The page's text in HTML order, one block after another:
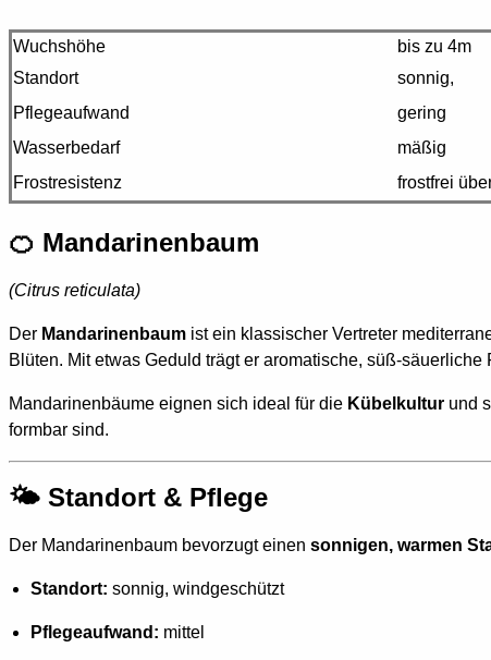
Wuchshöhe
bis zu 4m
Standort
sonnig,
Pflegeaufwand
gering
Wasserbedarf
mäßig
Frostresistenz
frostfrei
🍊 Mandarinenbaum
(Citrus reticulata)
Der Mandarinenbaum ist ein klassischer Vertreter
Blüten. Mit etwas Geduld trägt er aromatische, süß-
Mandarinenbäume eignen sich ideal für die Kübelkultur und
formbar sind.
🌤️ Standort & Pflege
Der Mandarinenbaum bevorzugt einen sonnigen, warmen
Standort: sonnig, windgeschützt
Pflegeaufwand: mittel